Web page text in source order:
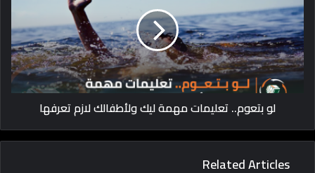
لو بتعوم.. تعليمات مهمة ليك ولأطفالك لازم تعرفها
Related Articles